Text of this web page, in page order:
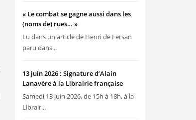
« Le combat se gagne aussi dans les
(noms de) rues… »
Lu dans un article de Henri de Fersan
paru dans...
13 juin 2026 : Signature d’Alain
Lanavère à la Librairie française
Samedi 13 juin 2026, de 15h à 18h, à la
Librair...